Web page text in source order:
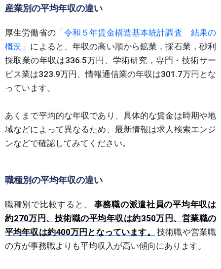
産業別の平均年収の違い
厚生労働省の「 令和５年賃金構造基本統計調査 結果の
概況 」によると、年収の高い順から鉱業，採石業，砂利
採取業の年収は336.5万円、学術研究，専門・技術サー
ビス業は323.9万円、情報通信業の年収は301.7万円とな
っています。
あくまで平均的な年収であり、具体的な賃金は時期や地
域などによって異なるため、最新情報は求人検索エンジ
ンなどで確認してみてください。
職種別の平均年収の違い
職種別で比較すると、
事務職の派遣社員の平均年収は
約270万円、技術職の平均年収は約350万円、営業職の
平均年収は約400万円となっています。
技術職や営業職
の方が事務職よりも平均収入が高い傾向にあります。